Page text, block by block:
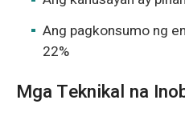
Ang pagkonsumo ng
22%
Mga Teknikal na